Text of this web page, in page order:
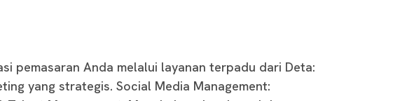
pemasaran Anda melalui layanan terpadu dari Deta:
yang strategis. Social Media Management: